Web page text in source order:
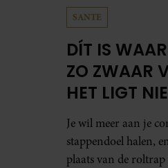
SANTE
DÍT IS
ZO ZWAAR
HET LIGT
CONDITIE)
Je wil meer aan je
stappendoel halen,
plaats van de